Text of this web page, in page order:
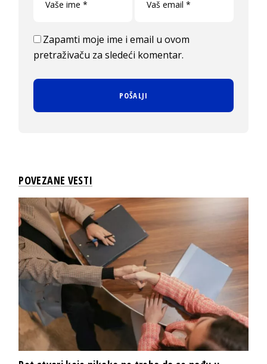
Zapamti moje ime i email u ovom
pretraživaču za sledeći komentar.
POVEZANE VESTI